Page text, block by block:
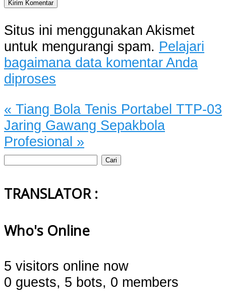
Situs ini menggunakan Akismet
untuk mengurangi spam. Pelajari
bagaimana data komentar Anda
diproses
« Tiang Bola Tenis Portabel TTP-03
Jaring Gawang Sepakbola
Profesional »
Cari
TRANSLATOR :
Who's Online
5 visitors online now
0 guests, 5 bots, 0 members